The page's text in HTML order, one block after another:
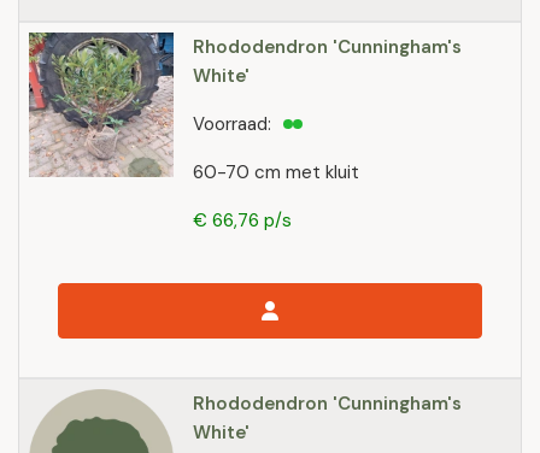
Rhododendron 'Cunningham's
White'
60-70 cm met kluit
Voorraad:
€ 66,76 p/s
Rhododendron 'Cunningham's
White'